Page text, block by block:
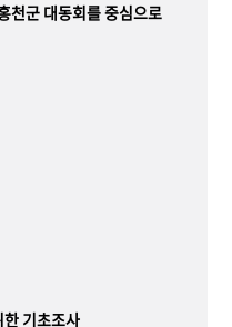
천군 대동회를 중심으로
기초조사